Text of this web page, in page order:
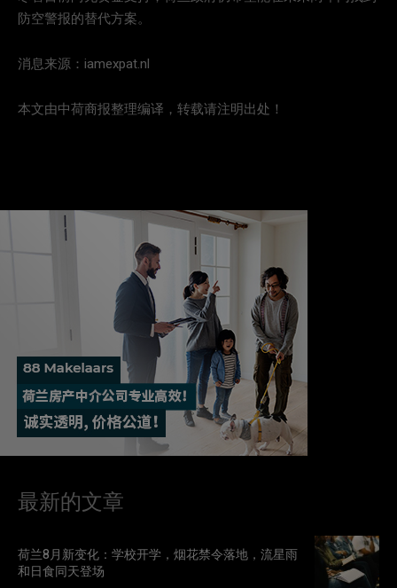
防空警报的替代方案。
消息来源：iamexpat.nl
本文由中荷商报整理编译，转载请注明出处！
最新的文章
荷兰8月新变化：学校开学，烟花禁令落地，流星雨
和日食同天登场